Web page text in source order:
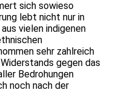
sich sowieso
lebt nicht nur in
vielen indigenen
sehr zahlreich
gegen das
Bedrohungen
noch nach der